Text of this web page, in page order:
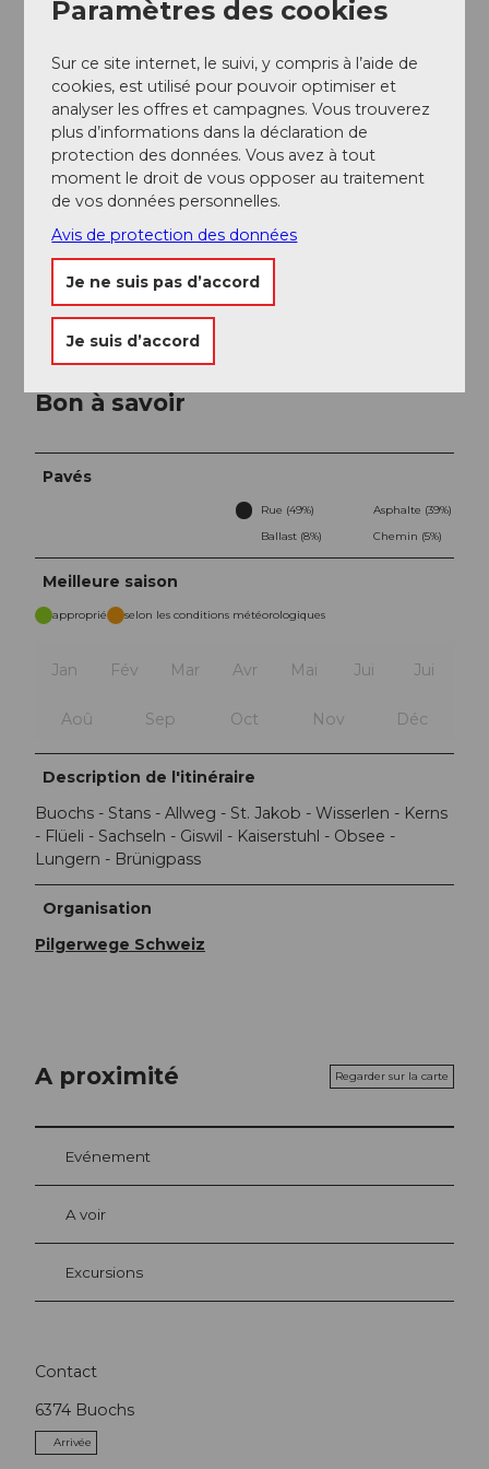
Lungern - Brünig
Depuis la gare de Lungern, nous continuons tout
droit sur la Chäppelistrasse en suivant la piste cyclable
n ° 9 (direction Meiringen), jusqu'à la chapelle du
château, où nous retrouvons le chemin de St-Jacques.
Après avoir profité d'une vue magnifique sur le lac de
Lungern depuis cette chapelle, nous continuons sur la
piste cyclable n ° 9 jusqu'au col du Brünig. Là, nous
profitons d’un repos bien mérité et jouissons de la
vue sur les Alpes bernoises et le Haslital.
Bon à savoir
Pavés
Rue (49%)
Asphalte (39%)
Ballast (8%)
Chemin (5%)
Meilleure saison
approprié selon les conditions météorologiques
Jan Fév Mar Avr Mai Jui Jui
Aoû Sep Oct Nov Déc
Description de l'itinéraire
Buochs - Stans - Allweg - St. Jakob - Wisserlen - Kerns
- Flüeli - Sachseln - Giswil - Kaiserstuhl - Obsee -
Lungern - Brünigpass
Organisation
Pilgerwege Schweiz
A proximité Regarder sur la carte
Evénement
A voir
Excursions
Contact
6374 Buochs
Arrivée
Paramètres des cookies
Sur ce site internet, le suivi, y compris à l’aide de
cookies, est utilisé pour pouvoir optimiser et
analyser les offres et campagnes. Vous trouverez
plus d’informations dans la déclaration de
protection des données. Vous avez à tout
moment le droit de vous opposer au traitement
de vos données personnelles.
Avis de protection des données
Je ne suis pas d’accord
Je suis d’accord